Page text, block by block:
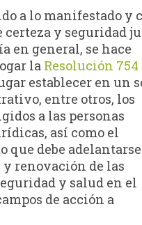
a lo manifestado y
certeza y seguridad
en general, se hace
la Resolución 754
establecer en un
entre otros, los
a las personas
así como el
que debe
renovación de las
y salud en el
de acción a